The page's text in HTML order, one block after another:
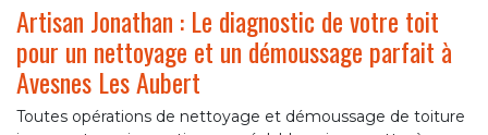
Artisan Jonathan : Le diagnostic de votre toit
pour un nettoyage et un démoussage parfait à
Avesnes Les Aubert
Toutes opérations de nettoyage et démoussage de toiture